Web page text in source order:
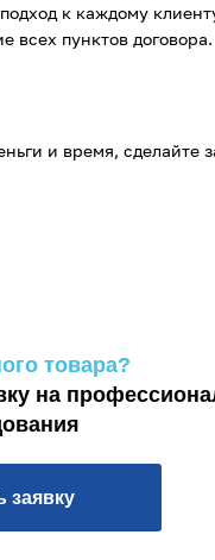
к каждому
всех пунктов договора.
и время, сделайте
товара?
на
заявку